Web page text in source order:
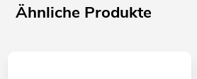
Ähnliche Produkte